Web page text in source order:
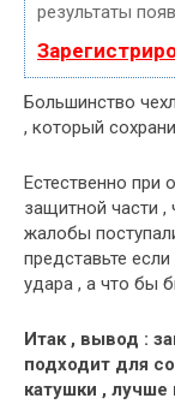
результаты
Большинство
, который
Естественно при
защитной части ,
жалобы
представьте
удара , а что бы
Итак , вывод :
подходит для
катушки , лучше